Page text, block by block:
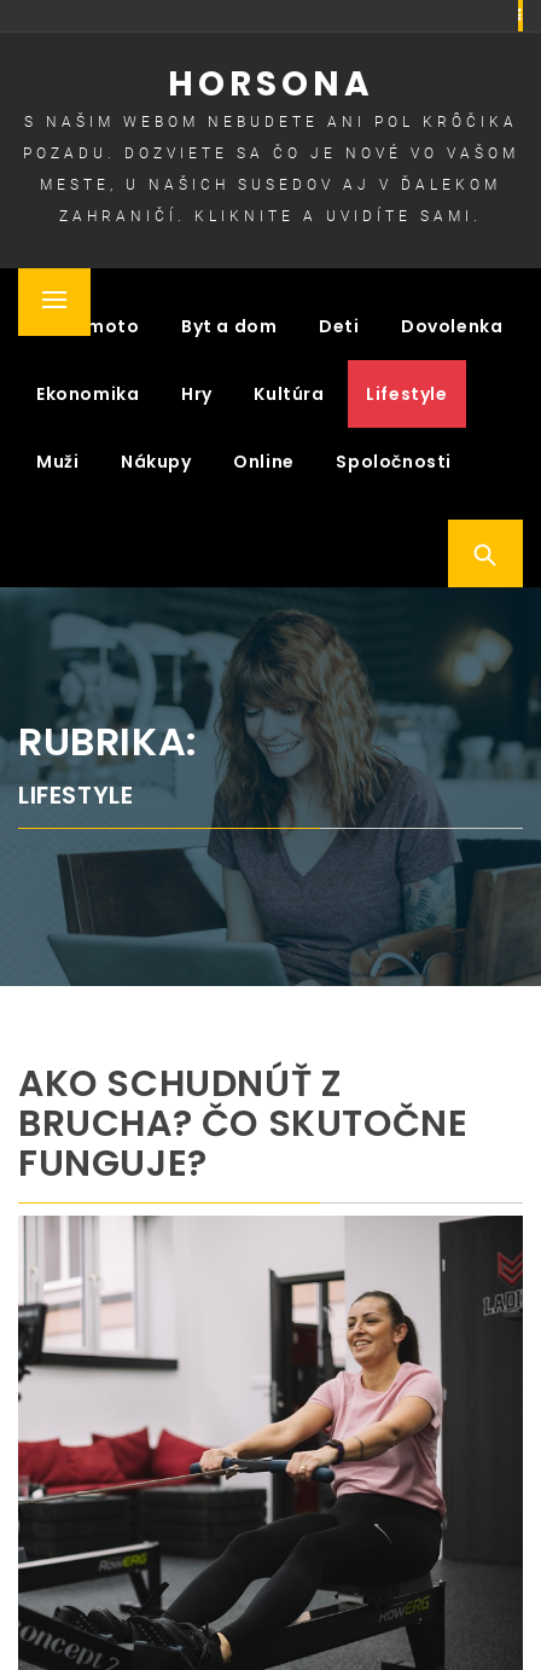
HORSONA
S NAŠIM WEBOM NEBUDETE ANI POL KRÔČIKA
POZADU. DOZVIETE SA ČO JE NOVÉ VO VAŠOM
MESTE, U NAŠICH SUSEDOV AJ V ĎALEKOM
ZAHRANIČÍ. KLIKNITE A UVIDÍTE SAMI.
Primary
Auto moto Byt a dom Deti Dovolenka
Ekonomika Hry Kultúra Lifestyle
Muži Nákupy Online Spoločnosti
RUBRIKA:
LIFESTYLE
AKO SCHUDNÚŤ Z
BRUCHA? ČO SKUTOČNE
FUNGUJE?